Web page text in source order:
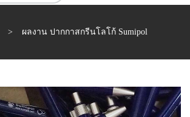
วาม
ปากกา
> ผลงาน ปากกาสกรีนโลโก้ Sumipol